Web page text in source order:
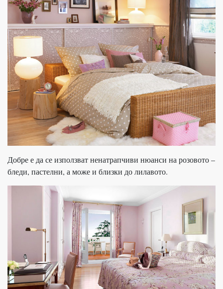
Добре е да се използват ненатрапчиви нюанси на розовото –
бледи, пастелни, а може и близки до лилавото.